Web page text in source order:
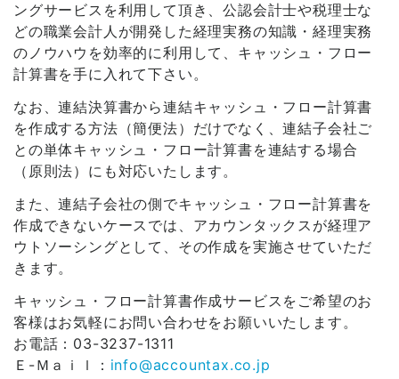
有料相談
ングサービスを利用して頂き、公認会計士や税理士な
どの職業会計人が開発した経理実務の知識・経理実務
のノウハウを効率的に利用して、キャッシュ・フロー
計算書を手に入れて下さい。
なお、連結決算書から連結キャッシュ・フロー計算書
を作成する方法（簡便法）だけでなく、連結子会社ご
との単体キャッシュ・フロー計算書を連結する場合
（原則法）にも対応いたします。
また、連結子会社の側でキャッシュ・フロー計算書を
作成できないケースでは、アカウンタックスが経理ア
ウトソーシングとして、その作成を実施させていただ
きます。
キャッシュ・フロー計算書作成サービスをご希望のお
客様はお気軽にお問い合わせをお願いいたします。
お電話：03-3237-1311
Ｅ-Ｍａｉｌ： info@accountax.co.jp